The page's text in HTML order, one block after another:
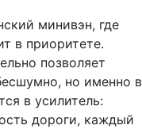
минивэн, где
в приоритете.
позволяет
но именно в
в усилитель:
дороги, каждый